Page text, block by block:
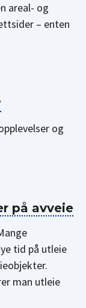
areal- og
– enten
og
på avveie
tid på utleie
man utleie